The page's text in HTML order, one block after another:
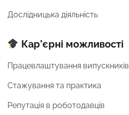
Дослідницька діяльність
Кар’єрні можливості
Працевлаштування випускників
Стажування та практика
Репутація в роботодавців